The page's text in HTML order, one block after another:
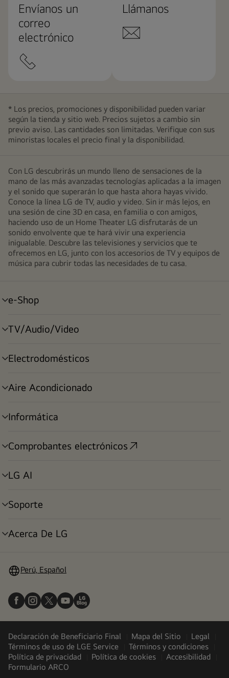
Envíanos un
correo
electrónico
Llámanos
* Los precios, promociones y disponibilidad pueden variar
según la tienda y sitio web. Precios sujetos a cambio sin
previo aviso. Las cantidades son limitadas. Verifique con sus
minoristas locales el precio final y la disponibilidad.
Con LG descubrirás un mundo lleno de sensaciones de la
mano de las más avanzadas tecnologías aplicadas a la imagen
y el sonido que superarán lo que hasta ahora hayas vivido.
Conoce la línea LG de TV, audio y video. Sin ir más lejos, en
una sesión de cine 3D en casa, en familia o con amigos,
haciendo uso de un Home Theater LG disfrutarás de un
sonido envolvente que te hará vivir una experiencia
inigualable. Descubre las televisiones y servicios que te
ofrecemos en LG, junto con los accesorios de TV y equipos de
música para cubrir todas las necesidades de tu casa.
e-Shop
alternar
TV/Audio/Video
alternar
Electrodomésticos
alternar
Aire Acondicionado
alternar
Informática
alternar
Comprobantes electrónicos
alternar
LG AI
alternar
Soporte
alternar
Acerca De LG
alternar
Perú, Español
Declaración de Beneficiario Final Mapa del Sitio
Legal
Términos de uso de LGE Service
Términos y condiciones
Política de privacidad
Política de cookies
Accesibilidad
Formulario ARCO